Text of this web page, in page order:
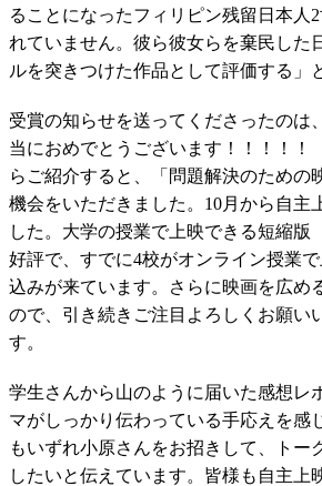
ることになったフィリピン残留日本人
れていません。彼ら彼女らを棄民した
ルを突きつけた作品として評価する」
受賞の知らせを送ってくださったのは
当におめでとうございます！！！！
らご紹介すると、「問題解決のための
機会をいただきました。10月から自主
した。大学の授業で上映できる短縮版
好評で、すでに4校がオンライン授業
込みが来ています。さらに映画を広め
ので、引き続きご注目よろしくお願い
す。
学生さんから山のように届いた感想レ
マがしっかり伝わっている手応えを感
もいずれ小原さんをお招きして、トー
したいと伝えています。皆様も自主上